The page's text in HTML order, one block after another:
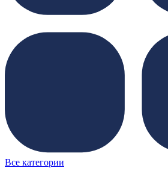
Все категории